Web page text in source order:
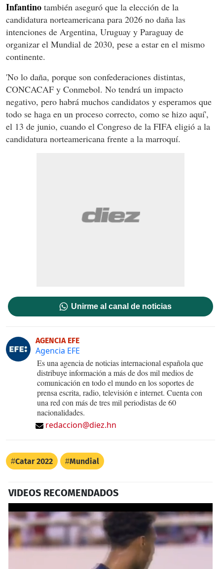
Infantino también aseguró que la elección de la
candidatura norteamericana para 2026 no daña las
intenciones de Argentina, Uruguay y Paraguay de
organizar el Mundial de 2030, pese a estar en el mismo
continente.
'No lo daña, porque son confederaciones distintas,
CONCACAF y Conmebol. No tendrá un impacto
negativo, pero habrá muchos candidatos y esperamos que
todo se haga en un proceso correcto, como se hizo aquí',
el 13 de junio, cuando el Congreso de la FIFA eligió a la
candidatura norteamericana frente a la marroquí.
Unirme al canal de noticias
AGENCIA EFE
Agencia EFE
Es una agencia de noticias internacional española que
distribuye información a más de dos mil medios de
comunicación en todo el mundo en los soportes de
prensa escrita, radio, televisión e internet. Cuenta con
una red con más de tres mil periodistas de 60
nacionalidades.
redaccion@diez.hn
Catar 2022 Mundial
VIDEOS RECOMENDADOS